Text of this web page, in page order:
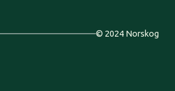
© 2024 Norskog